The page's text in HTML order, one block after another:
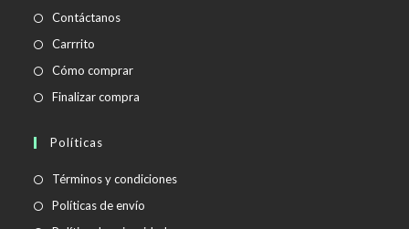
Contáctanos
Carrrito
Cómo comprar
Finalizar compra
Políticas
Términos y condicionesSe
Políticas de envío